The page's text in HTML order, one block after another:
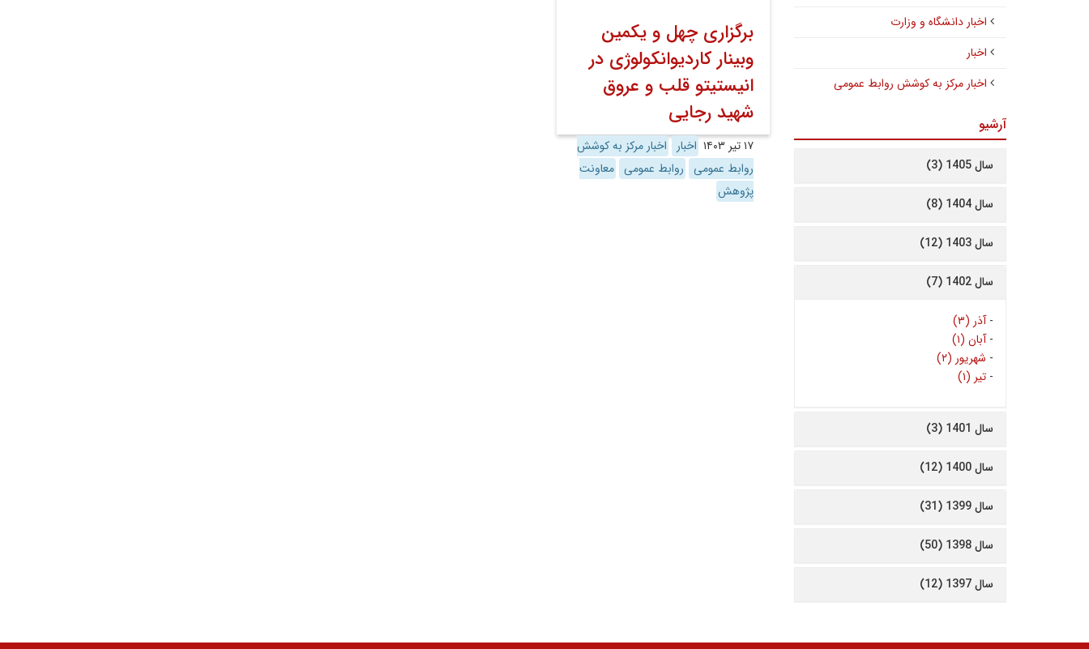
برگزاری چهل و یکمین
وبینار کاردیوانکولوژی در
انیستیتو قلب و عروق
شهید رجایى
۱۷ تیر ۱۴۰۳ اخبار
اخبار مرکز به کوشش
روابط عمومی روابط عمومی معاونت
پژوهش
اخبار دانشگاه و وزارت
اخبار
اخبار مرکز به کوشش روابط عمومی
آرشیو
سال 1405 (3)
سال 1404 (8)
سال 1403 (12)
سال 1402 (7)
-آذر (۳)
-آبان (۱)
- شهریور (۲)
- تیر (۱)
سال 1401 (3)
سال 1400 (12)
سال 1399 (31)
سال 1398 (50)
سال 1397 (12)